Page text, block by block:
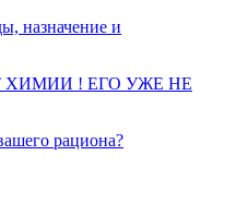
назначение и
! ЕГО УЖЕ НЕ
рациона?